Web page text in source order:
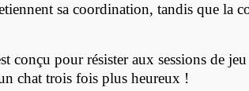
sa coordination, tandis que la
conçu pour résister aux sessions de
chat trois fois plus heureux !